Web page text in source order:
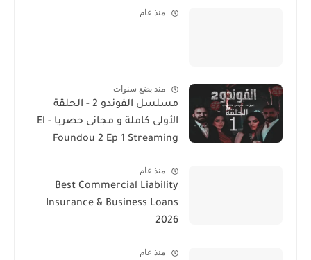
منذ عام
منذ بضع سنوات
مسلسل الفوندو 2 - الحلقة
الأولى كاملة و مجانى حصريا - El
Foundou 2 Ep 1 Streaming
منذ عام
Best Commercial Liability
Insurance & Business Loans
2026
منذ عام